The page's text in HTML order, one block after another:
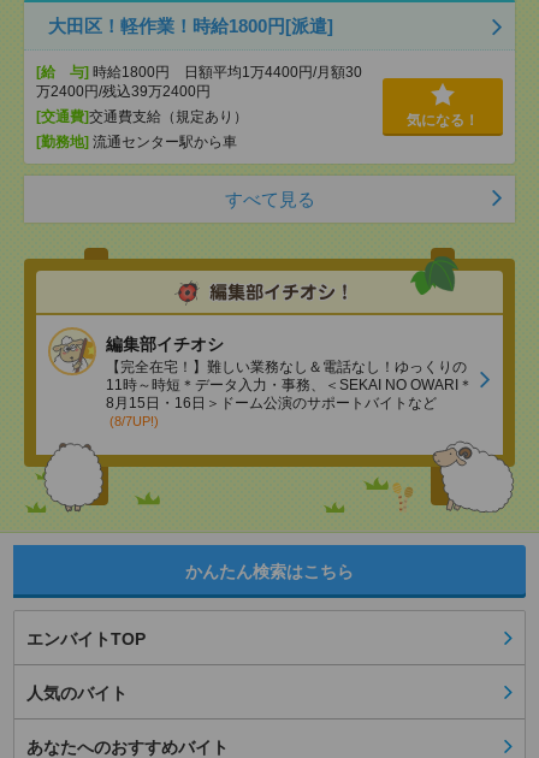
大田区！軽作業！時給1800円[派遣]
[給 与] 時給1800円 日額平均1万4400円/月額30
万2400円/残込39万2400円
[交通費]交通費支給（規定あり）
[勤務地] 流通センター駅から車
気になる！
すべて見る
編集部イチオシ
【完全在宅！】難しい業務なし＆電話なし！ゆっくりの
11時～時短＊データ入力・事務、＜SEKAI NO OWARI＊
8月15日・16日＞ドーム公演のサポートバイトなど
(8/7UP!)
かんたん検索はこちら
エンバイトTOP
人気のバイト
あなたへのおすすめバイト